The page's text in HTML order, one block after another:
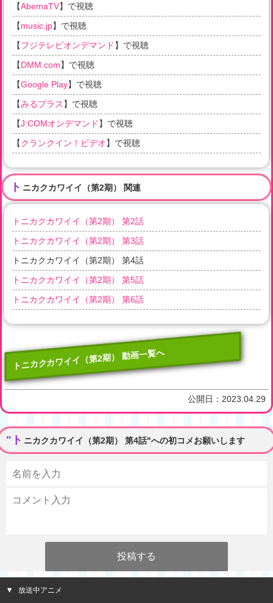
【AbemaTV】で視聴
【music.jp】で視聴
【フジテレビオンデマンド 】で視聴
【DMM.com】で視聴
【Google Play】で視聴
【みるプラス 】で視聴
【J:COMオンデマンド 】で視聴
【クランクイン！ビデオ】で視聴
ト ニカクカワイイ（第2期） 関連
トニカクカワイイ（第2期） 第2話
トニカクカワイイ（第2期） 第3話
トニカクカワイイ（第2期） 第4話
トニカクカワイイ（第2期） 第5話
トニカクカワイイ（第2期） 第6話
トニカクカワイイ（第2期） 動画一覧へ
公開日： 2023.04.29
"ト ニカクカワイイ（第2期） 第4話"への初コメお願いします
放送中アニメ